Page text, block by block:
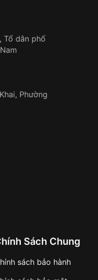
toán trực tiếp
hàng
trong suốt quá
Tổ dân phố
Phường
Sách Chung
sách bảo hành